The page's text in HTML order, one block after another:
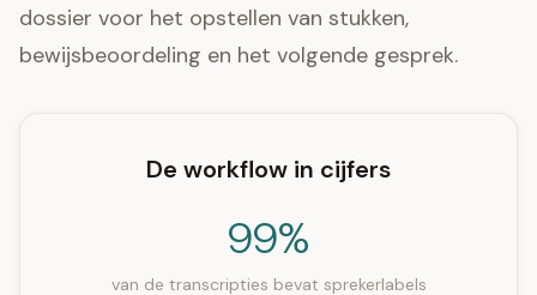
dossier voor het opstellen van stukken,
bewijsbeoordeling en het volgende gesprek.
De workflow in cijfers
99%
van de transcripties bevat sprekerlabels